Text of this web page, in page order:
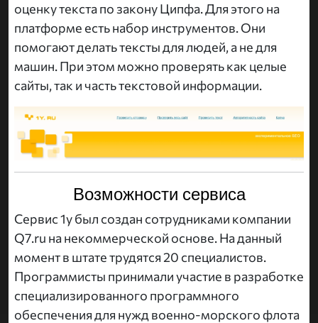
оценку текста по закону Ципфа. Для этого на
платформе есть набор инструментов. Они
помогают делать тексты для людей, а не для
машин. При этом можно проверять как целые
сайты, так и часть текстовой информации.
Возможности сервиса
Сервис 1y был создан сотрудниками компании
Q7.ru на некоммерческой основе. На данный
момент в штате трудятся 20 специалистов.
Программисты принимали участие в разработке
специализированного программного
обеспечения для нужд военно-морского флота